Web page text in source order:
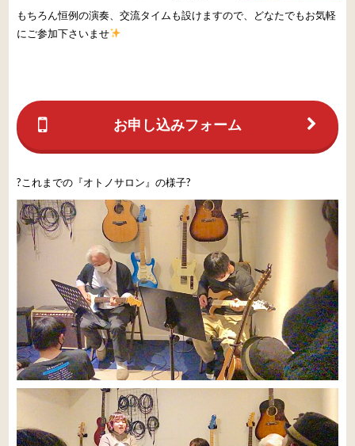
もちろん恒例の演奏、交流タイムも設けますので、どなたでもお気軽
にご参加下さいませ
お申し込みフォーム
?これまでの『オトノサロン』の様子?